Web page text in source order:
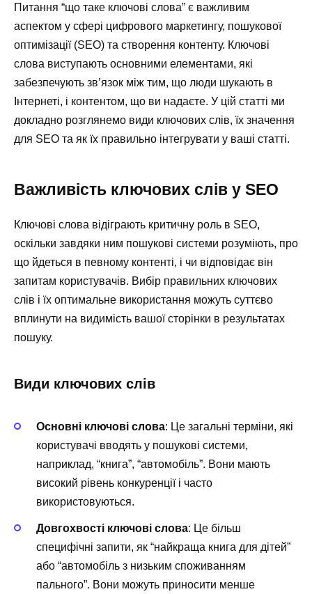
Питання “що таке ключові слова” є важливим
аспектом у сфері цифрового маркетингу, пошукової
оптимізації (SEO) та створення контенту. Ключові
слова виступають основними елементами, які
забезпечують зв’язок між тим, що люди шукають в
Інтернеті, і контентом, що ви надаєте. У цій статті ми
докладно розглянемо види ключових слів, їх значення
для SEO та як їх правильно інтегрувати у ваші статті.
Важливість ключових слів у SEO
Ключові слова відіграють критичну роль в SEO,
оскільки завдяки ним пошукові системи розуміють, про
що йдеться в певному контенті, і чи відповідає він
запитам користувачів. Вибір правильних ключових
слів і їх оптимальне використання можуть суттєво
вплинути на видимість вашої сторінки в результатах
пошуку.
Види ключових слів
Основні ключові слова: Це загальні терміни, які
користувачі вводять у пошукові системи,
наприклад, “книга”, “автомобіль”. Вони мають
високий рівень конкуренції і часто
використовуються.
Довгохвості ключові слова: Це більш
специфічні запити, як “найкраща книга для дітей”
або “автомобіль з низьким споживанням
пального”. Вони можуть приносити менше